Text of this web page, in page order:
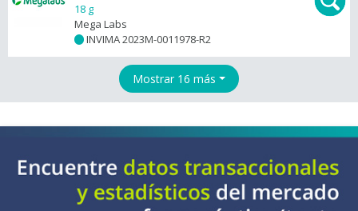
18 g
Mega Labs
INVIMA 2023M-0011978-R2
Mostrar 16 más